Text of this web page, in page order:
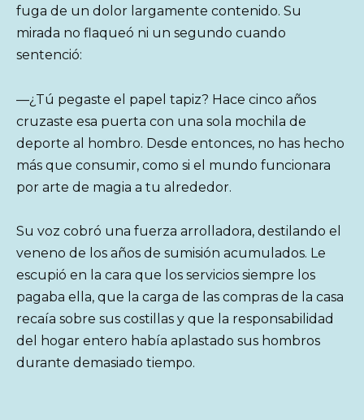
fuga de un dolor largamente contenido. Su
mirada no flaqueó ni un segundo cuando
sentenció:
—¿Tú pegaste el papel tapiz? Hace cinco años
cruzaste esa puerta con una sola mochila de
deporte al hombro. Desde entonces, no has hecho
más que consumir, como si el mundo funcionara
por arte de magia a tu alrededor.
Su voz cobró una fuerza arrolladora, destilando el
veneno de los años de sumisión acumulados. Le
escupió en la cara que los servicios siempre los
pagaba ella, que la carga de las compras de la casa
recaía sobre sus costillas y que la responsabilidad
del hogar entero había aplastado sus hombros
durante demasiado tiempo.